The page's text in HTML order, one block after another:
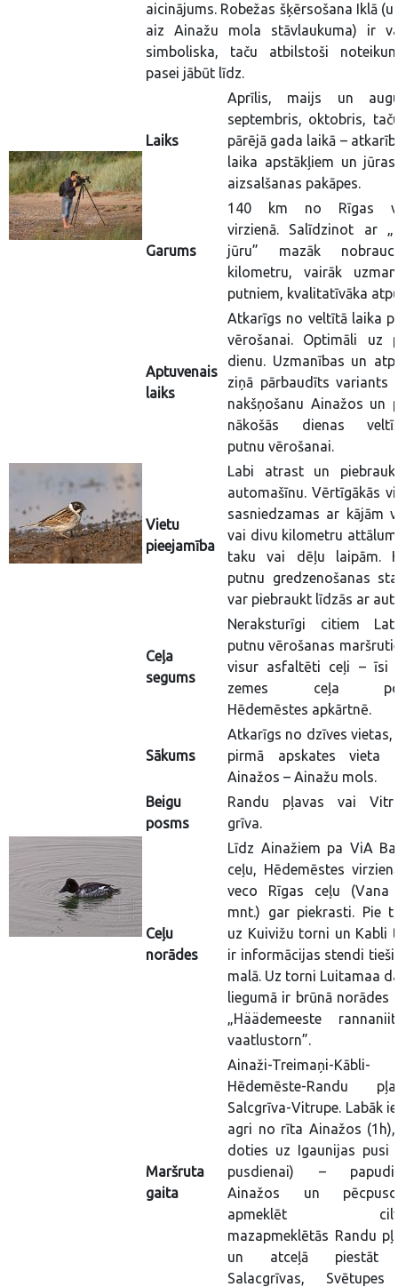
aicinājums. Robežas šķērsošana Iklā
aiz Ainažu mola stāvlaukuma) ir
simboliska, taču atbilstoši
pasei jābūt līdz.
Laiks
Aprīlis, maijs un
septembris, oktobris,
pārējā gada laikā –
laika apstākļiem un
aizsalšanas pakāpes.
Garums
140 km no Rīgas
virzienā. Salīdzinot ar
jūru” mazāk
kilometru, vairāk
putniem, kvalitatīvāka
Aptuvenais
laiks
Atkarīgs no veltītā laika
vērošanai. Optimāli uz
dienu. Uzmanības un
ziņā pārbaudīts variants
nakšņošanu Ainažos un
nākošās dienas
putnu vērošanai.
Vietu
pieejamība
Labi atrast un
automašīnu. Vērtīgākās
sasniedzamas ar kājām
vai divu kilometru
taku vai dēļu laipām.
putnu gredzenošanas
var piebraukt līdzās ar
Ceļa
segums
Neraksturīgi citiem
putnu vērošanas
visur asfaltēti ceļi – īsi
zemes ceļa
Hēdemēstes apkārtnē.
Sākums
Atkarīgs no dzīves vietas,
pirmā apskates vieta
Ainažos – Ainažu mols.
Beigu
posms
Randu pļavas vai
grīva.
Ceļu
norādes
Līdz Ainažiem pa ViA
ceļu, Hēdemēstes
veco Rīgas ceļu (Vana
mnt.) gar piekrasti. Pie
uz Kuivižu torni un Kabli
ir informācijas stendi tieši
malā. Uz torni Luitamaa
liegumā ir brūnā norādes
„Häädemeeste
vaatlustorn”.
Maršruta
gaita
Ainaži-Treimaņi-Kābli-
Hēdemēste-Randu
Salcgrīva-Vitrupe. Labāk
agri no rīta Ainažos
doties uz Igaunijas pusi
pusdienai) –
Ainažos un
apmeklēt
mazapmeklētās Randu
un atceļā piestāt
Salacgrīvas,